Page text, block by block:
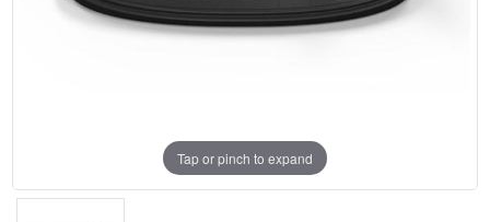
Tap or pinch to expand